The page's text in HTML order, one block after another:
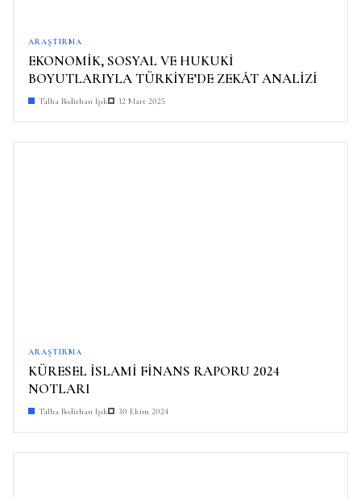
ARAŞTIRMA
EKONOMİK, SOSYAL VE HUKUKİ
BOYUTLARIYLA TÜRKİYE’DE ZEKÂT ANALİZİ
Talha Bedirhan Işık 12 Mart 2025
ARAŞTIRMA
KÜRESEL İSLAMİ FİNANS RAPORU 2024
NOTLARI
Talha Bedirhan Işık 30 Ekim 2024